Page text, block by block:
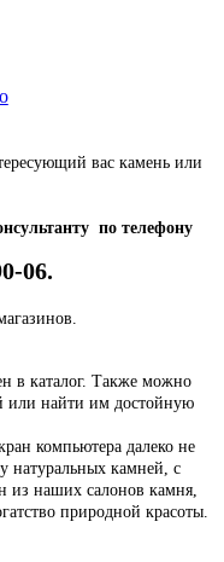
вас камень или
по телефону
06.
в каталог. Также можно
или найти им достойную
компьютера далеко не
натуральных камней, с
из наших салонов камня,
природной красоты.